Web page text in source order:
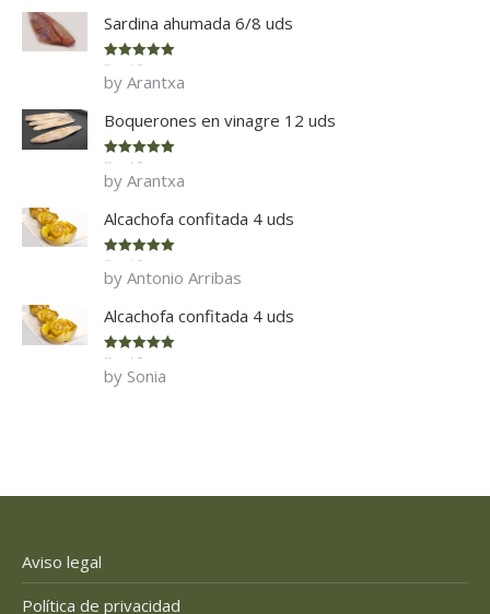
Sardina ahumada 6/8 uds
Rated 5
of 5
by Arantxa
Boquerones en vinagre 12 uds
Rated 5
of 5
by Arantxa
Alcachofa confitada 4 uds
Rated 5
of 5
by Antonio Arribas
Alcachofa confitada 4 uds
Rated 5
of 5
by Sonia
Aviso legal
Política de privacidad